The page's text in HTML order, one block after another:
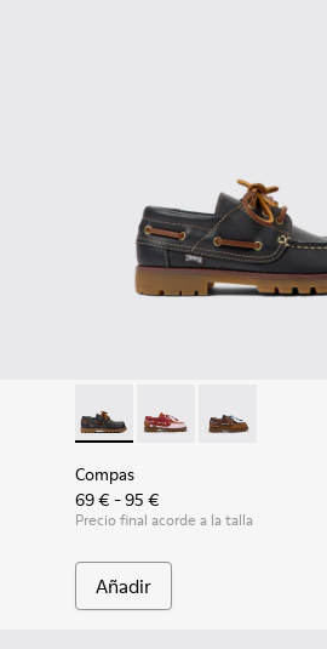
de goma.
marrón para niños.
de piel multicolor para niños.
náuticos de piel azules para
Compas - K800416-001 -
Compas - K800416-
Compas -
Compas
69 € - 95 €
Precio final acorde a la talla
Añadir